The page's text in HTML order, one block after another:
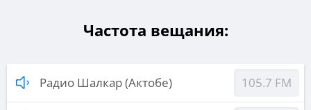
Частота вещания:
Радио Шалкар (Актобе) 105.7 FM